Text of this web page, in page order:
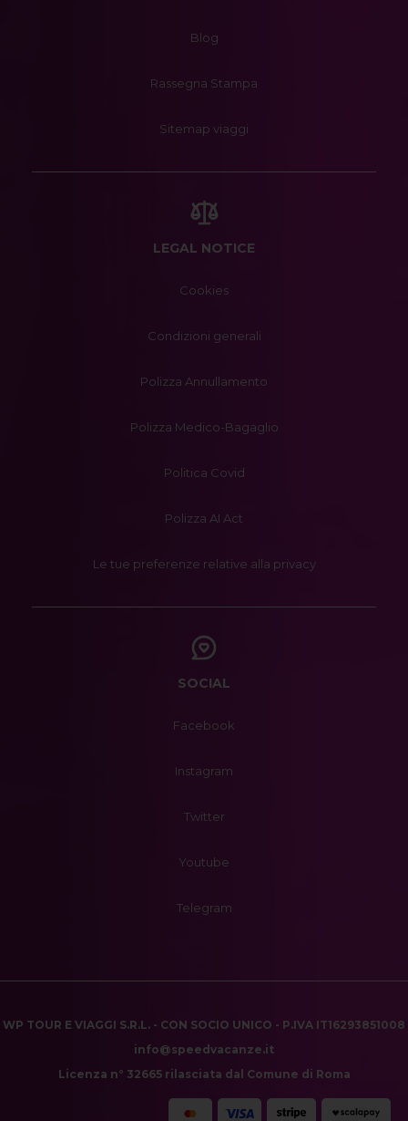
Blog
Rassegna Stampa
Sitemap viaggi
LEGAL NOTICE
Cookies
Condizioni generali
Polizza Annullamento
Polizza Medico-Bagaglio
Politica Covid
Polizza AI Act
Le tue preferenze relative alla privacy
SOCIAL
Facebook
Instagram
Twitter
Youtube
Telegram
WP TOUR E VIAGGI S.R.L. - CON SOCIO UNICO - P.IVA IT16293851008
info@speedvacanze.it
Licenza n° 32665 rilasciata dal Comune di Roma